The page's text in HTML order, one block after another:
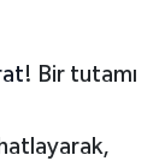
! Bir tutamı